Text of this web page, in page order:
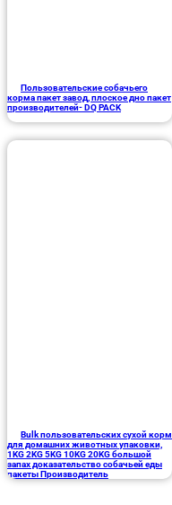
Пользовательские собачьего
корма пакет завод, плоское дно пакет
производителей- DQ PACK
Bulk пользовательских сухой корм
для домашних животных упаковки,
1KG 2KG 5KG 10KG 20KG большой
запах доказательство собачьей еды
пакеты Производитель